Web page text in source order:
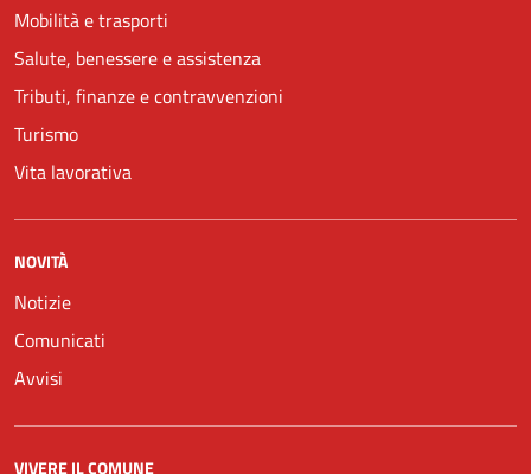
Mobilità e trasporti
Salute, benessere e assistenza
Tributi, finanze e contravvenzioni
Turismo
Vita lavorativa
NOVITÀ
Notizie
Comunicati
Avvisi
VIVERE IL COMUNE